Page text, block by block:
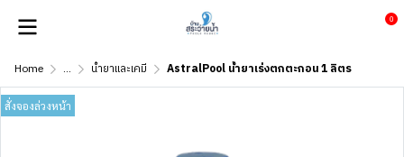
0
Home ... น้ำยาและเคมี AstralPool น้ำยาเร่งตกตะกอน 1 ลิตร
สั่งจองล่วงหน้า